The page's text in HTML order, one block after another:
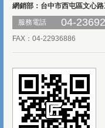
網銷部：台中市西屯區文心
服務電話
04-
FAX：04-22936886